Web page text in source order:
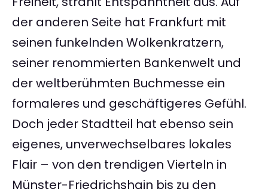
der anderen Seite hat Frankfurt mit
seinen funkelnden Wolkenkratzern,
seiner renommierten Bankenwelt und
der weltberühmten Buchmesse ein
formaleres und geschäftigeres Gefühl.
Doch jeder Stadtteil hat ebenso sein
eigenes, unverwechselbares lokales
Flair – von den trendigen Vierteln in
Münster-Friedrichshain bis zu den